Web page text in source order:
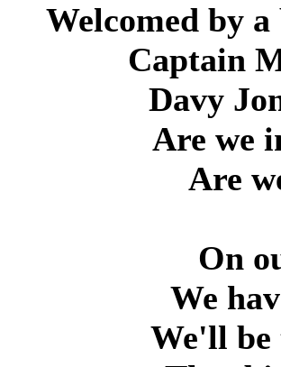
Welcomed by
Captain
Davy
Are we
Are
On
We
We'll be